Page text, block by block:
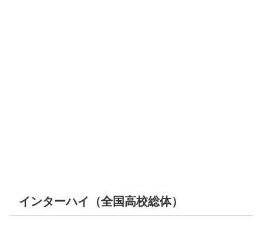
インターハイ（全国高校総体）